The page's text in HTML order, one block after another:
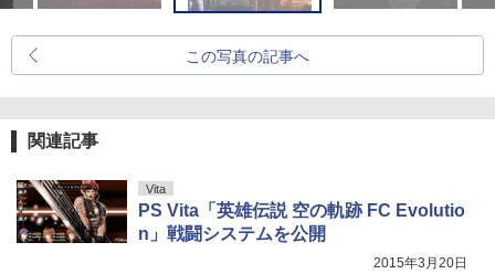
この写真の記事へ
関連記事
Vita
PS Vita「英雄伝説 空の軌跡 FC Evolutio
n」戦闘システムを公開
2015年3月20日